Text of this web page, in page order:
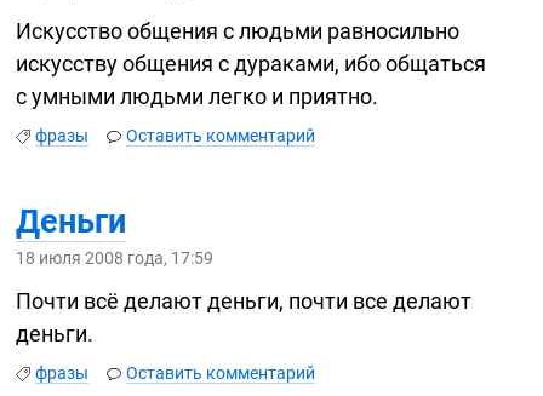
Искусство общения с людьми равносильно
искусству общения с дураками, ибо общаться
с умными людьми легко и приятно.
фразы Оставить комментарий
Деньги
18 июля 2008 года, 17:59
Почти всё делают деньги, почти все делают
деньги.
фразы Оставить комментарий